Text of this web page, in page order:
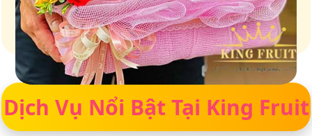
Giữ trọn vị ngọt của thiên nhiên
Dịch Vụ Nổi Bật Tại King Fruit